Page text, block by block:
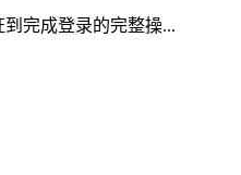
完成登录的完整操...